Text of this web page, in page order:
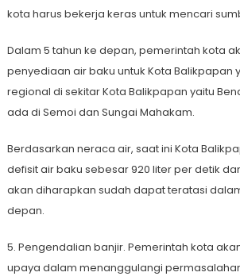
kota harus bekerja keras untuk mencari
Dalam 5 tahun ke depan, pemerintah kota
penyediaan air baku untuk Kota Balikpapan
regional di sekitar Kota Balikpapan yaitu
ada di Semoi dan Sungai Mahakam.
Berdasarkan neraca air, saat ini Kota
defisit air baku sebesar 920 liter per detik
akan diharapkan sudah dapat teratasi
depan.
5. Pengendalian banjir. Pemerintah kota
upaya dalam menanggulangi